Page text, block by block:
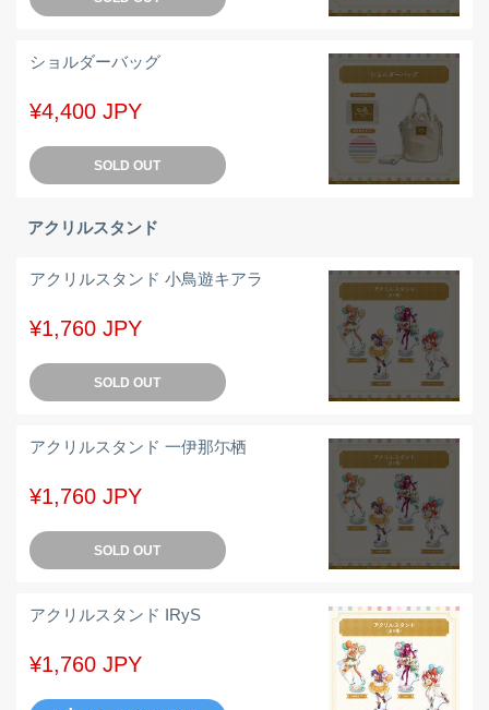
ショルダーバッグ
¥4,400 JPY
SOLD OUT
アクリルスタンド
アクリルスタンド 小鳥遊キアラ
¥1,760 JPY
SOLD OUT
アクリルスタンド 一伊那尓栖
¥1,760 JPY
SOLD OUT
アクリルスタンド IRyS
¥1,760 JPY